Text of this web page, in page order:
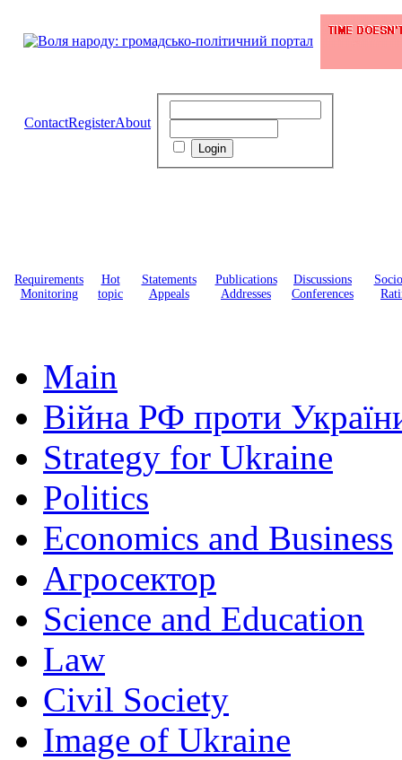
ContactRegisterAbout
Requirements
Monitoring
Hot
topic
Statements
Appeals
Publications
Addresses
Discussions
Conferences
Main
Війна РФ проти
Strategy for Ukraine
Politics
Economics and Business
Агросектор
Science and Education
Law
Civil Society
Image of Ukraine